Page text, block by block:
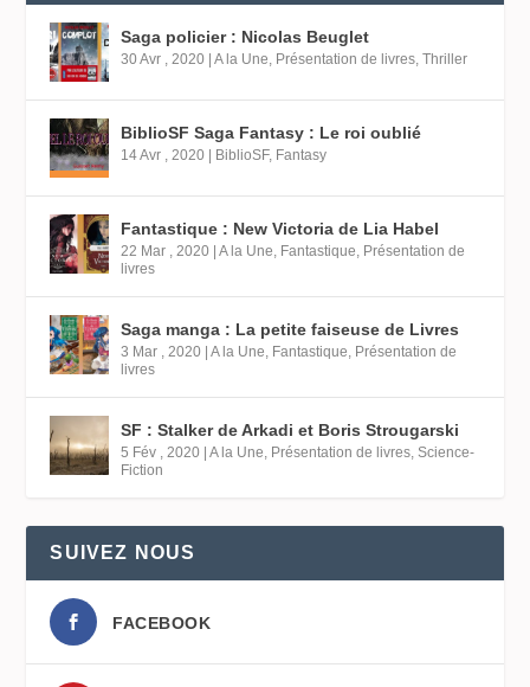
Saga policier : Nicolas Beuglet
30 Avr , 2020 |A la Une, Présentation de livres,Thriller
BiblioSF Saga Fantasy : Le roi oublié
14 Avr , 2020 BiblioSF, Fantasy
Fantastique : New Victoria de Lia Habel
22 Mar , 2020 |A la Une, Fantastique, Présentation de
livres
Saga manga : La petite faiseuse de Livres
3 Mar , 2020 |A la Une, Fantastique, Présentation de
livres
SF : Stalker de Arkadi et Boris Strougarski
5 Fév , 2020 |A la Une, Présentation de livres,Science-
Fiction
SUIVEZ NOUS
FACEBOOK